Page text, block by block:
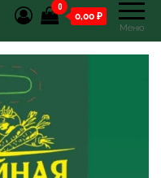
Меню
0
0,00 ₽